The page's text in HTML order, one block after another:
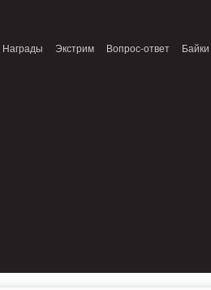
Награды Экстрим Вопрос-ответ Байки